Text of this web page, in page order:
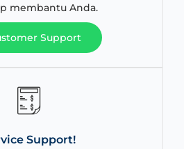
membantu Anda.
Support
Support!